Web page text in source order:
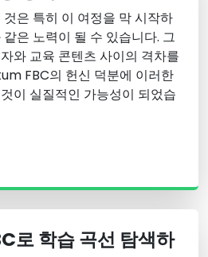
은 특히 이 여정을 막 시작하
은 노력이 될 수 있습니다. 그
와 교육 콘텐츠 사이의 격차를
FBC의 헌신 덕분에 이러한
이 실질적인 가능성이 되었습
로 학습 곡선 탐색하